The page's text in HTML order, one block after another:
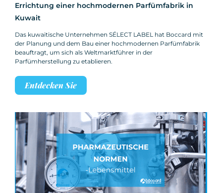
Errichtung einer hochmodernen Parfümfabrik in
Kuwait
Das kuwaitische Unternehmen SÉLECT LABEL hat Boccard mit
der Planung und dem Bau einer hochmodernen Parfümfabrik
beauftragt, um sich als Weltmarktführer in der
Parfümherstellung zu etablieren.
Entdecken Sie